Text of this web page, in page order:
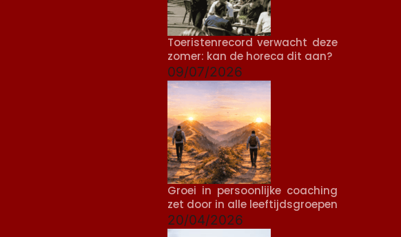
Toeristenrecord verwacht deze
zomer: kan de horeca dit aan?
09/07/2026
Groei in persoonlijke coaching
zet door in alle leeftijdsgroepen
20/04/2026